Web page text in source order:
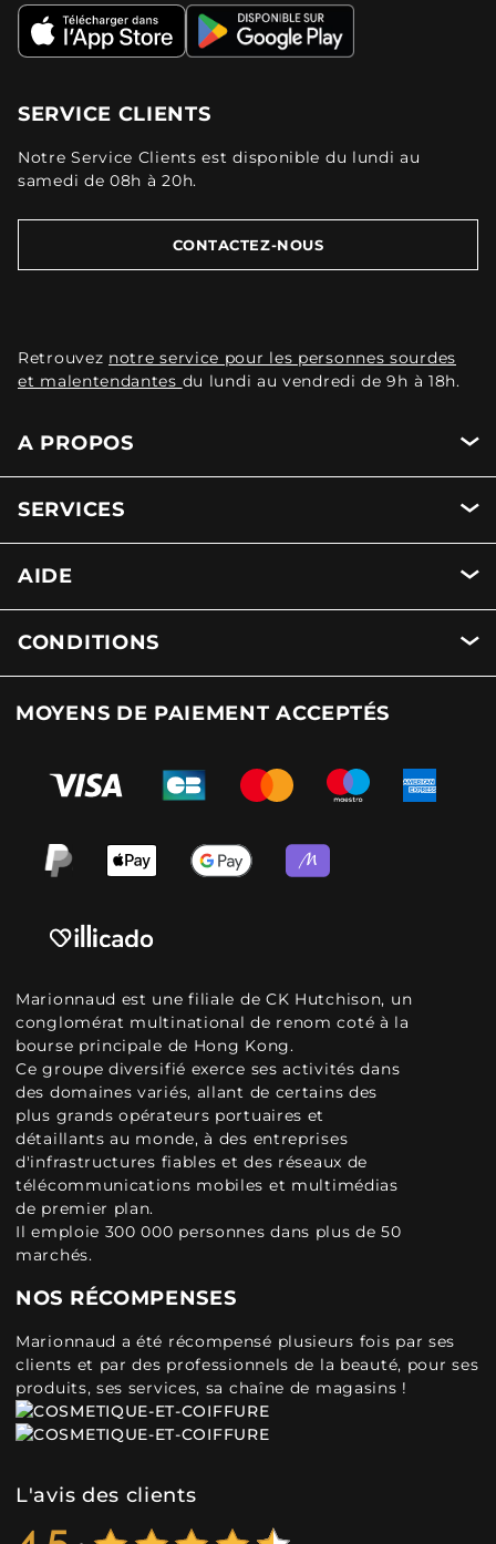
SERVICE CLIENTS
Notre Service Clients est disponible du lundi au
samedi de 08h à 20h.
CONTACTEZ-NOUS
Retrouvez notre service pour les personnes sourdes
et malentendantes du lundi au vendredi de 9h à 18h.
A PROPOS
SERVICES
AIDE
CONDITIONS
MOYENS DE PAIEMENT ACCEPTÉS
Marionnaud est une filiale de CK Hutchison, un
conglomérat multinational de renom coté à la
bourse principale de Hong Kong.
Ce groupe diversifié exerce ses activités dans
des domaines variés, allant de certains des
plus grands opérateurs portuaires et
détaillants au monde, à des entreprises
d'infrastructures fiables et des réseaux de
télécommunications mobiles et multimédias
de premier plan.
Il emploie 300 000 personnes dans plus de 50
marchés.
NOS RÉCOMPENSES
Marionnaud a été récompensé plusieurs fois par ses
clients et par des professionnels de la beauté, pour ses
produits, ses services, sa chaîne de magasins !
L'avis des clients